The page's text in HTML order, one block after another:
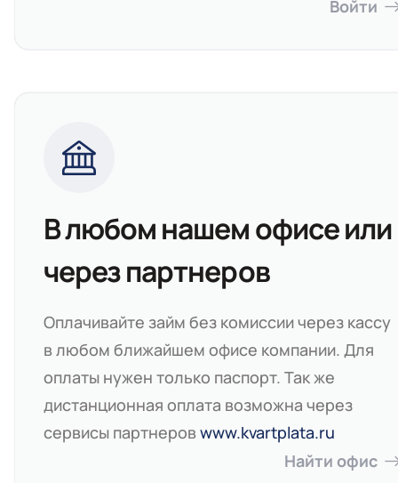
Войти
В любом нашем офисе или
через партнеров
Оплачивайте займ без комиссии через кассу
в любом ближайшем офисе компании. Для
оплаты нужен только паспорт. Так же
дистанционная оплата возможна через
сервисы партнеровwww.kvartplata.ru
Найти офис